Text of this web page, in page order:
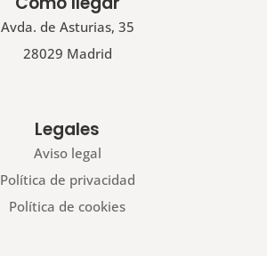
Avda. de Asturias, 35
28029 Madrid
Legales
Aviso legal
Política de privacidad
Política de cookies